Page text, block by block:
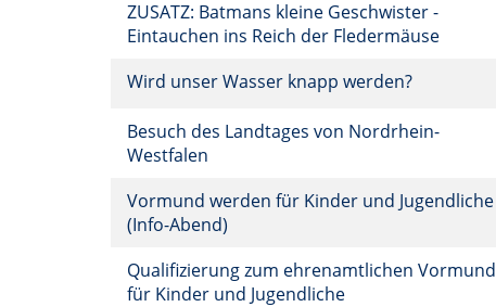
ZUSATZ: Batmans kleine Geschwister -
Eintauchen ins Reich der Fledermäuse
Wird unser Wasser knapp werden?
Besuch des Landtages von Nordrhein-
Westfalen
Vormund werden für Kinder und Jugendliche
(Info-Abend)
Qualifizierung zum ehrenamtlichen Vormund
für Kinder und Jugendliche